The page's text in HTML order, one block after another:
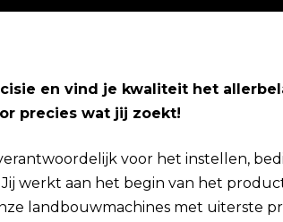
en vind je kwaliteit het
precies wat jij zoekt!
voor het instellen,
Jij werkt aan het begin van het
landbouwmachines met uiterste